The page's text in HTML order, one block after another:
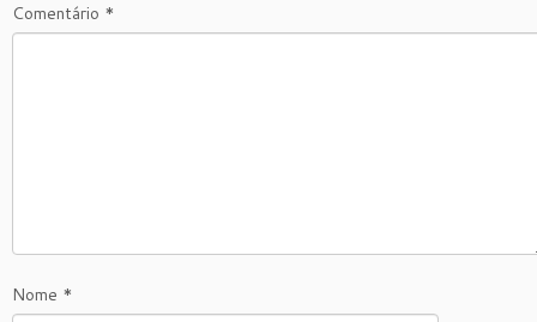
Comentário *
Nome *